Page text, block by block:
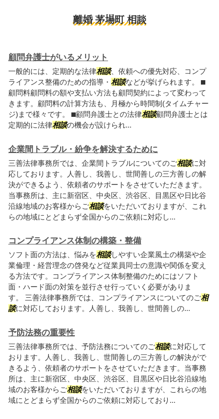
離婚 茅場町 相談
顧問弁護士がいるメリット
一般的には、定期的な法律相談、依頼への優先対応、コンプ
ライアンス整備のための指導・ 相談などが挙げられます。 ⬛︎
顧問料顧問料の額や支払い方法も顧問契約によって変わって
きます。顧問料の計算方法も、月極から時間制(タイムチャー
ジ)まで様々です。 ⬛︎顧問弁護士との法律相談顧問弁護士とは
定期的に法律相談の機会が設けられ...
企業間トラブル・紛争を解決するために
三善法律事務所では、企業間トラブルについてのご相談に対
応しております。人善し、我善し、世間善しの三方善しの解
決ができるよう、依頼者のサポートをさせていただきます。
当事務所は、主に新宿区、中央区、渋谷区、目黒区や日比谷
沿線地域のお客様からご相談をいただいておりますが、これ
らの地域にとどまらず全国からのご依頼に対応し...
コンプライアンス体制の構築・整備
ソフト面の方法は、悩みを相談しやすい企業風土の構築や企
業倫理・経営理念の啓発など従業員同士の意識や関係を変え
る方法です。コンプライアンス体制整備のためにはソフト
面・ハード面の対策を並行させ行っていく必要がありま
す。 三善法律事務所では、コンプライアンスについてのご相
談に対応しております。人善し、我善し、世間善しの...
予防法務の重要性
三善法律事務所では、予防法務についてのご相談に対応して
おります。人善し、我善し、世間善しの三方善しの解決がで
きるよう、依頼者のサポートをさせていただきます。当事務
所は、主に新宿区、中央区、渋谷区、目黒区や日比谷沿線地
域のお客様からご相談をいただいておりますが、これらの地
域にとどまらず全国からのご依頼に対応しており...